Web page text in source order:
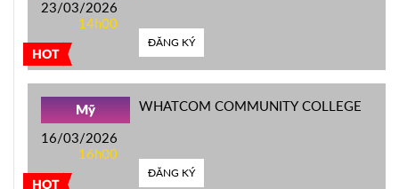
HOT
23/03/2026
14h00
ĐĂNG KÝ
HOT
Mỹ
16/03/2026
16h00
WHATCOM COMMUNITY COLLEGE
ĐĂNG KÝ